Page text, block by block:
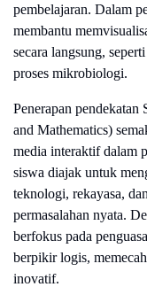
pembelajaran. Dalam
membantu
secara langsung,
proses mikrobiologi.
Penerapan
and Mathematics)
media interaktif dalam
siswa diajak untuk
teknologi, rekayasa,
permasalahan nyata.
berfokus pada
berpikir logis,
inovatif.